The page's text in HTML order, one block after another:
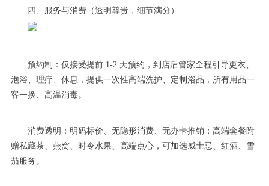
四、服务与消费（透明尊贵，细节满分）
预约制：仅接受提前 1-2 天预约，到店后管家全程引导更衣、
泡浴、理疗、休息，提供一次性高端洗护、定制浴品，所有用品一
客一换、高温消毒。
消费透明：明码标价、无隐形消费、无办卡推销；高端套餐附
赠私藏茶、燕窝、时令水果、高端点心，可加选威士忌、红酒、雪
茄服务。